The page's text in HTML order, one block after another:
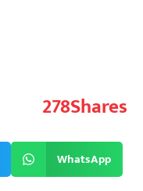
Shares
278
WhatsApp